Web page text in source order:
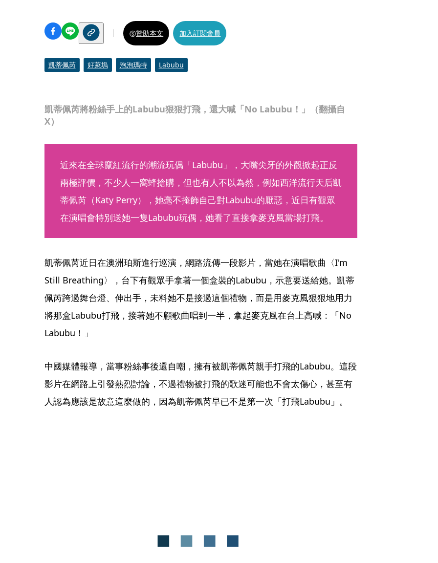
凱蒂佩芮將粉絲手上的Labubu狠狠打飛，還大喊「No Labubu！」（翻攝自
X）
贊助本文 加入訂閱會員
凱蒂佩芮 好萊塢 泡泡瑪特 Labubu
近來在全球竄紅流行的潮流玩偶「Labubu」，大嘴尖牙的外觀掀起正反
兩極評價，不少人一窩蜂搶購，但也有人不以為然，例如西洋流行天后凱
蒂佩芮（Katy Perry），她毫不掩飾自己對Labubu的厭惡，近日有觀眾
在演唱會特別送她一隻Labubu玩偶，她看了直接拿麥克風當場打飛。
凱蒂佩芮近日在澳洲珀斯進行巡演，網路流傳一段影片，當她在演唱歌曲〈I'm
Still Breathing〉，台下有觀眾手拿著一個盒裝的Labubu，示意要送給她。凱蒂
佩芮跨過舞台燈、伸出手，未料她不是接過這個禮物，而是用麥克風狠狠地用力
將那盒Labubu打飛，接著她不顧歌曲唱到一半，拿起麥克風在台上高喊：「No
Labubu！」
中國媒體報導，當事粉絲事後還自嘲，擁有被凱蒂佩芮親手打飛的Labubu。這段
影片在網路上引發熱烈討論，不過禮物被打飛的歌迷可能也不會太傷心，甚至有
人認為應該是故意這麼做的，因為凱蒂佩芮早已不是第一次「打飛Labubu」。